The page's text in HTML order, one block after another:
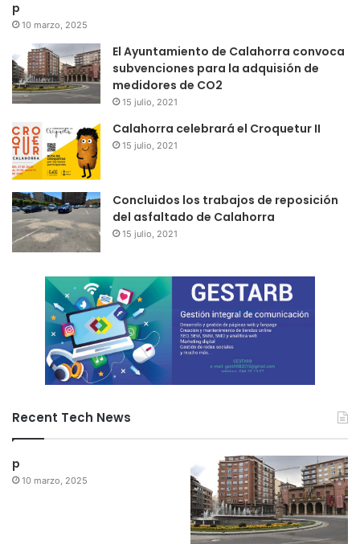
p
10 marzo, 2025
El Ayuntamiento de Calahorra convoca
subvenciones para la adquisión de
medidores de CO2
15 julio, 2021
Calahorra celebrará el Croquetur II
15 julio, 2021
Concluidos los trabajos de reposición
del asfaltado de Calahorra
15 julio, 2021
Recent Tech News
p
10 marzo, 2025